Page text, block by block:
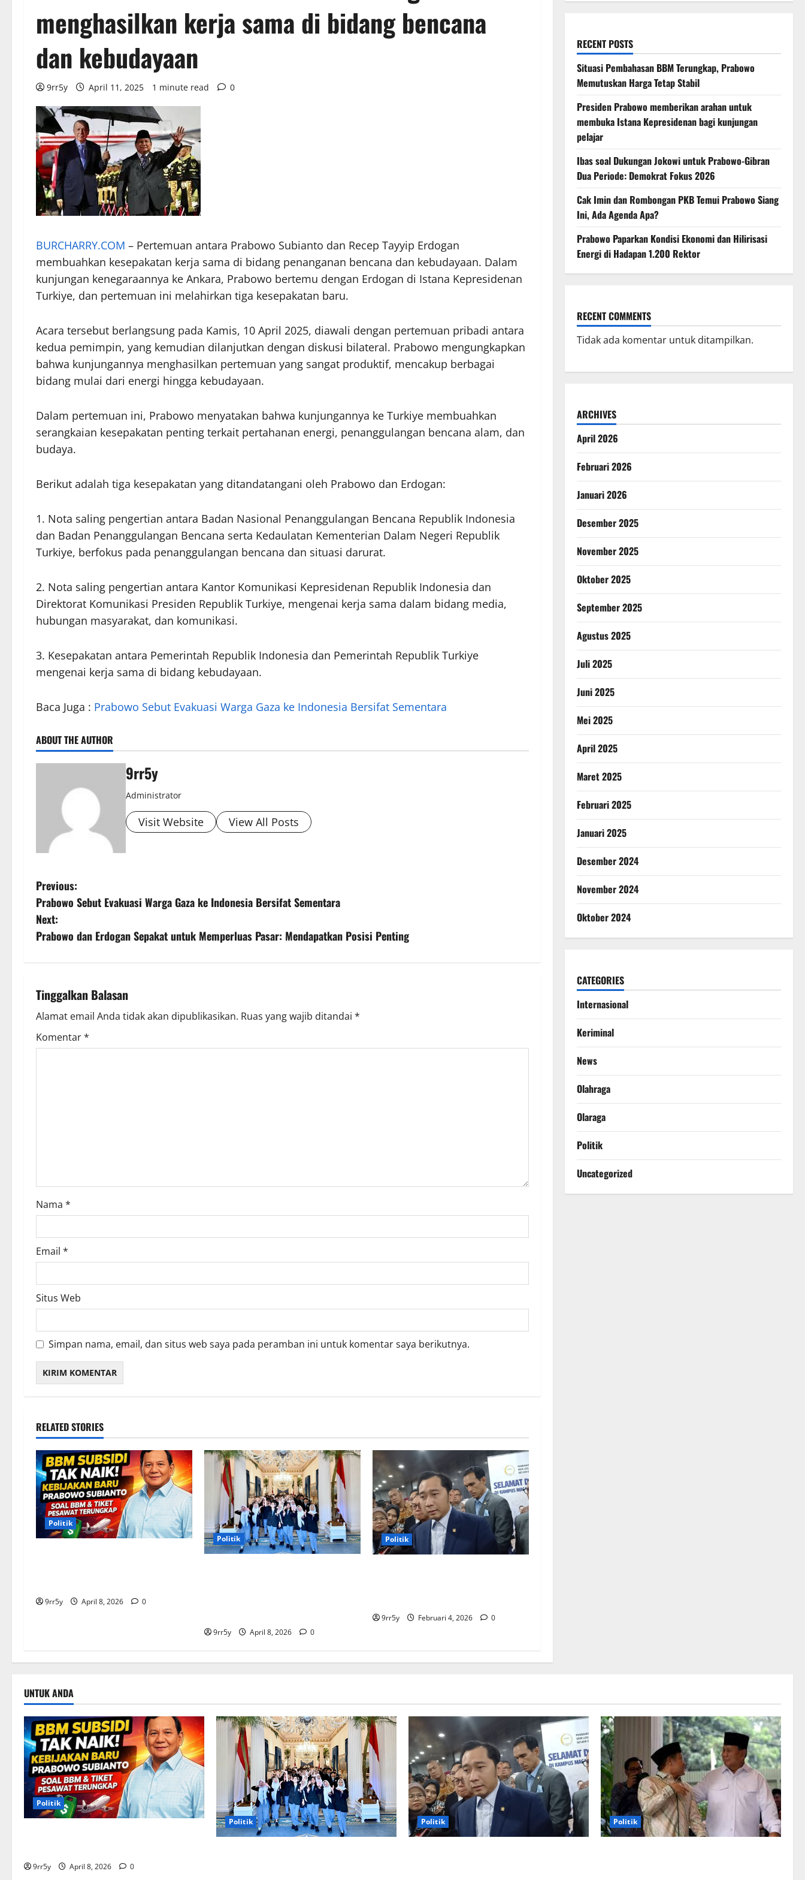
menghasilkan kerja sama di bidang bencana
dan kebudayaan
9rr5y April 11, 2025 1 minute read 0
BURCHARRY.COM – Pertemuan antara Prabowo Subianto dan Recep Tayyip Erdogan
membuahkan kesepakatan kerja sama di bidang penanganan bencana dan kebudayaan. Dalam
kunjungan kenegaraannya ke Ankara, Prabowo bertemu dengan Erdogan di Istana Kepresidenan
Turkiye, dan pertemuan ini melahirkan tiga kesepakatan baru.
Acara tersebut berlangsung pada Kamis, 10 April 2025, diawali dengan pertemuan pribadi antara
kedua pemimpin, yang kemudian dilanjutkan dengan diskusi bilateral. Prabowo mengungkapkan
bahwa kunjungannya menghasilkan pertemuan yang sangat produktif, mencakup berbagai
bidang mulai dari energi hingga kebudayaan.
Dalam pertemuan ini, Prabowo menyatakan bahwa kunjungannya ke Turkiye membuahkan
serangkaian kesepakatan penting terkait pertahanan energi, penanggulangan bencana alam, dan
budaya.
Berikut adalah tiga kesepakatan yang ditandatangani oleh Prabowo dan Erdogan:
1. Nota saling pengertian antara Badan Nasional Penanggulangan Bencana Republik Indonesia
dan Badan Penanggulangan Bencana serta Kedaulatan Kementerian Dalam Negeri Republik
Turkiye, berfokus pada penanggulangan bencana dan situasi darurat.
2. Nota saling pengertian antara Kantor Komunikasi Kepresidenan Republik Indonesia dan
Direktorat Komunikasi Presiden Republik Turkiye, mengenai kerja sama dalam bidang media,
hubungan masyarakat, dan komunikasi.
3. Kesepakatan antara Pemerintah Republik Indonesia dan Pemerintah Republik Turkiye
mengenai kerja sama di bidang kebudayaan.
Baca Juga : Prabowo Sebut Evakuasi Warga Gaza ke Indonesia Bersifat Sementara
ABOUT THE AUTHOR
9rr5y
Administrator
Visit Website View All Posts
P
o
s
n
a
v
o
n
Previous:
Prabowo Sebut Evakuasi Warga Gaza ke Indonesia Bersifat Sementara
Next:
Prabowo dan Erdogan Sepakat untuk Memperluas Pasar: Mendapatkan Posisi Penting
Tinggalkan Balasan
Alamat email Anda tidak akan dipublikasikan. Ruas yang wajib ditandai *
Komentar*
Nama *
Email *
Situs Web
Simpan nama, email, dan situs web saya pada peramban ini untuk komentar saya berikutnya.
RELATED STORIES
Politik
9rr5y April 8, 2026 0
Politik
9rr5y April 8, 2026 0
Politik
9rr5y Februari 4, 2026 0
RECENT POSTS
Situasi Pembahasan BBM Terungkap, Prabowo
Memutuskan Harga Tetap Stabil
Presiden Prabowo memberikan arahan untuk
membuka Istana Kepresidenan bagi kunjungan
pelajar
Ibas soal Dukungan Jokowi untuk Prabowo-Gibran
Dua Periode: Demokrat Fokus 2026
Cak Imin dan Rombongan PKB Temui Prabowo Siang
Ini, Ada Agenda Apa?
Prabowo Paparkan Kondisi Ekonomi dan Hilirisasi
Energi di Hadapan 1.200 Rektor
RECENT COMMENTS
Tidak ada komentar untuk ditampilkan.
ARCHIVES
April 2026
Februari 2026
Januari 2026
Desember 2025
November 2025
Oktober 2025
September 2025
Agustus 2025
Juli 2025
Juni 2025
Mei 2025
April 2025
Maret 2025
Februari 2025
Januari 2025
Desember 2024
November 2024
Oktober 2024
CATEGORIES
Internasional
Keriminal
News
Olahraga
Olaraga
Politik
Uncategorized
UNTUK ANDA
Politik
9rr5y April 8, 2026 0
Politik Politik Politik